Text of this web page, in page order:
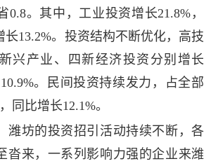
0.8。其中，工业投资增长21.8%，
长13.2%。投资结构不断优化，高技
兴产业、四新经济投资分别增长
。民间投资持续发力，占全部
同比增长12.1%。
坊的投资招引活动持续不断，各
沓来，一系列影响力强的企业来潍